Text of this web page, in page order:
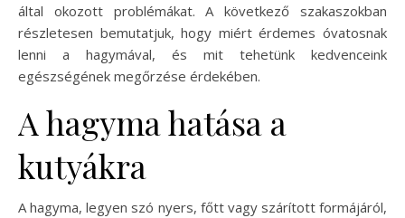
által okozott problémákat. A következő szakaszokban
részletesen bemutatjuk, hogy miért érdemes óvatosnak
lenni a hagymával, és mit tehetünk kedvenceink
egészségének megőrzése érdekében.
A hagyma hatása a
kutyákra
A hagyma, legyen szó nyers, főtt vagy szárított formájáról,